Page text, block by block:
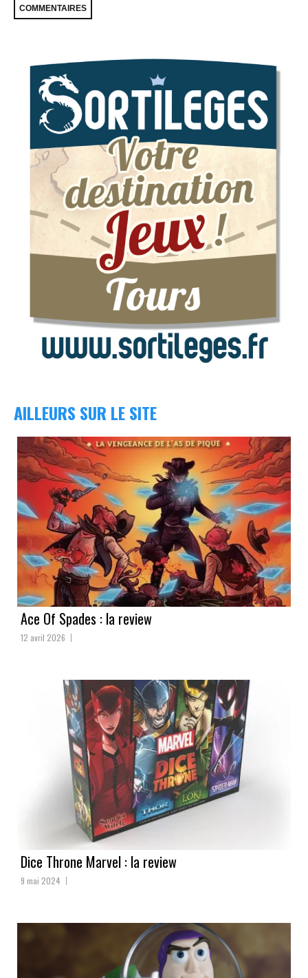
AILLEURS SUR LE SITE
Ace Of Spades : la review
12 avril 2026
Dice Throne Marvel : la review
9 mai 2024